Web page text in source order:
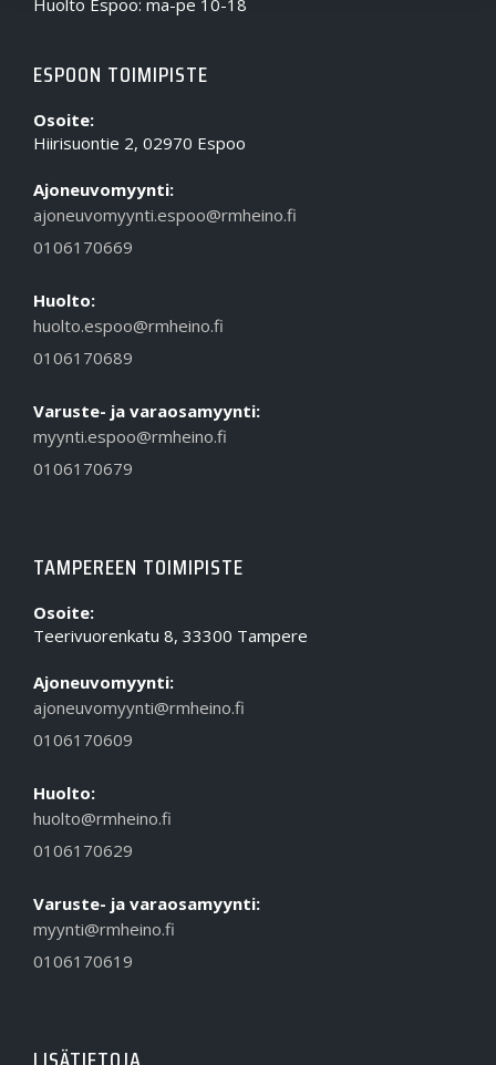
ESPOON TOIMIPISTE
Osoite:
Hiirisuontie 2, 02970 Espoo
Ajoneuvomyynti:
ajoneuvomyynti.espoo@rmheino.fi
0106170669
Huolto:
huolto.espoo@rmheino.fi
0106170689
Varuste- ja varaosamyynti:
myynti.espoo@rmheino.fi
0106170679
TAMPEREEN TOIMIPISTE
Osoite:
Teerivuorenkatu 8, 33300 Tampere
Ajoneuvomyynti:
ajoneuvomyynti@rmheino.fi
0106170609
Huolto:
huolto@rmheino.fi
0106170629
Varuste- ja varaosamyynti:
myynti@rmheino.fi
0106170619